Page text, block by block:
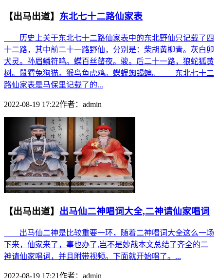
【出马出道】 东北七十二路仙家表
历史上关于东北七十二路仙家表中的东北野仙只记载了四
十二路，其中前二十一路野仙，分别是：柴胡黄柳青。灰白卯
犬灵。孙眉鳞符鸣。蝶百丝螫夜。骏。后二十一路，狼蛇狐黄
树。鼠猬兔狗猫。猴鸟鱼虎鸡。蝶蜈蜘蝎蝙。 东北七十二
路仙家表是马保里记载了的...
2022-08-19 17:22作者： admin
【出马出道】 出马仙二神唱词大全,二神请仙家唱词
出马仙二神是比较重要一环，随着二神唱词大全这么一场
下来，仙家来了，事也办了,岂不是妙哉本文总结了齐全的二
神请仙家唱词，并且附带视频。下面就开始唱了。...
2022-08-19 17:21作者： admin